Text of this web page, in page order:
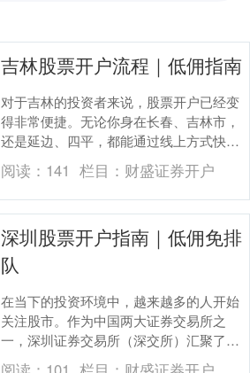
吉林股票开户流程｜低佣指南
对于吉林的投资者来说，股票开户已经变
得非常便捷。无论你身在长春、吉林市，
还是延边、四平，都能通过线上方式快速
完成开户。本文将详细介绍吉林股票开户
的具体流程，并分....
阅读： 141 栏目： 财盛证券开户
深圳股票开户指南｜低佣免排
队
在当下的投资环境中，越来越多的人开始
关注股市。作为中国两大证券交易所之
一，深圳证券交易所（深交所）汇聚了众
多成长型企业和创新型企业，是投资者不